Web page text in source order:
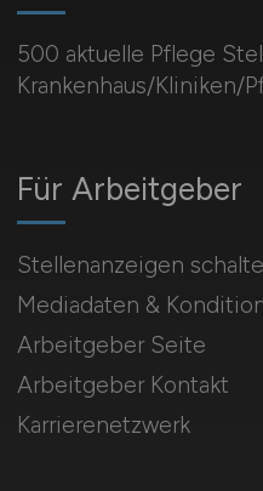
500 aktuelle Pflege
Krankenhaus/Kliniken/
Für Arbeitgeber
Stellenanzeigen
Mediadaten &
Arbeitgeber Seite
Arbeitgeber Kontakt
Karrierenetzwerk